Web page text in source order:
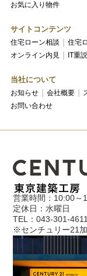
お気に入り物件
サイトコンテンツ
住宅ローン相談 住宅
オンライン内見
IT重
当社について
お知らせ 会社概要
お問い合わせ
営業時間：10:00～
定休日：水曜日
TEL：043-301-4611
※センチュリー21